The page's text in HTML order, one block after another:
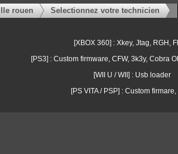
rouen Selectionnez votre technicien
[XBOX 360] : Xkey, Jtag, RGH,
[PS3] : Custom firmware, CFW, 3k3y, Cobra
[WII U / WII] : Usb loader
[PS VITA / PSP] : Custom firmare,